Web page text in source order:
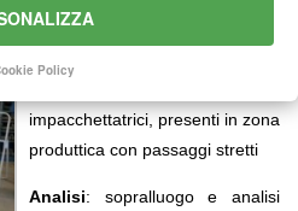
Greca
impacchettatrici, presenti in zona
produttica con passaggi stretti
Analisi: sopralluogo e analisi
Policy